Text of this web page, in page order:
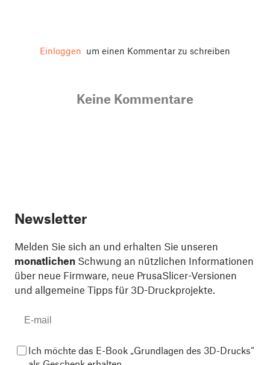
Einloggen um einen Kommentar zu schreiben
Keine Kommentare
Newsletter
Melden Sie sich an und erhalten Sie unseren
monatlichen Schwung an nützlichen Informationen
über neue Firmware, neue PrusaSlicer-Versionen
und allgemeine Tipps für 3D-Druckprojekte.
Ich möchte das E-Book „Grundlagen des 3D-Drucks“